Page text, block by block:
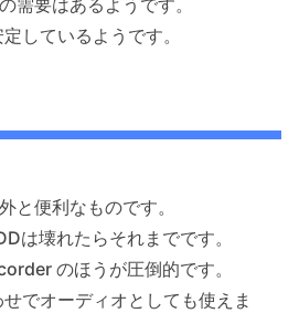
需要はあるようです。
しているようです。
便利なものです。
は壊れたらそれまでです。
のほうが圧倒的です。
でオーディオとしても使えま